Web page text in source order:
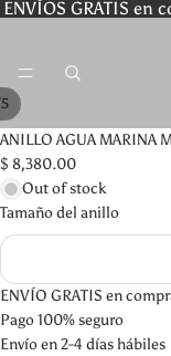
ENVÍOS GRATIS en
5
ANILLO AGUA MARINA
$ 8,380.00
Out of stock
Tamaño del anillo
ENVÍO GRATIS en
Pago 100% seguro
Envío en 2-4 días hábiles